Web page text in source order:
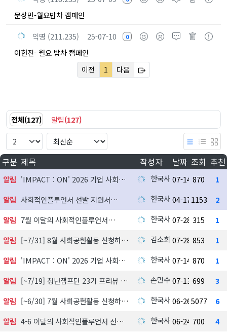
문상민-월요밥차 캠페인
익명 (211.235)
25-07-10 0
이현진- 월요 밥차 캠페인
이전 1 다음
전체(127) 알림(127)
구분 제목 작성자 날짜 조회 추천
알림 'IMPACT : ON' 2026 기업 사회공헌 실천사례 발굴 지원사업 참여기업 모집 한국사회공헌협회
07-14 870
1
알림
사회적인플루언서 선발 지원서 한국사회공헌협회
04-17 1153
2
알림
7월 이달의 사회적인플루언서 한국사회공헌협회
07-28 315
1
알림
[~7/31] 8월 사회공헌활동 신청하기 김소희 07-28 853
1
알림
'IMPACT : ON' 2026 기업 사회공헌 실천사례 발굴 지원사업 참여기업 모집 한국사회공헌협회
07-14 870
1
알림
[~7/19] 청년챔프단 23기 프리뷰 신청하기 손민수07-13 699
3
알림
[~6/30] 7월 사회공헌활동 신청하기 한국사회공헌협회
06-26 5077
6
알림
4-6 이달의 사회적인플루언서 선정 발표 한국사회공헌협회
06-24 700
4